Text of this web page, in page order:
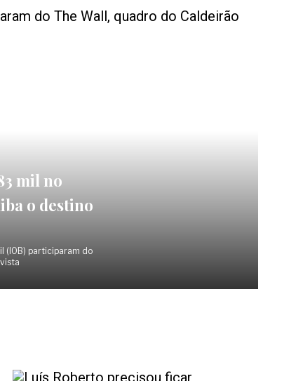
mil no
o destino
(IOB) participaram do